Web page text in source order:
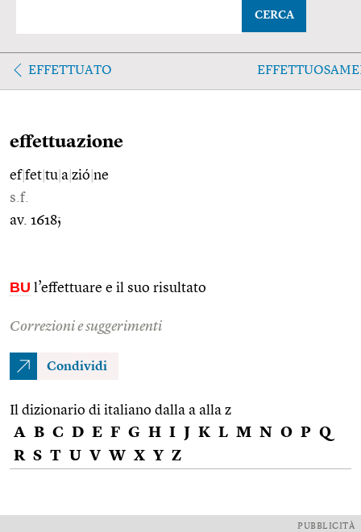
CERCA
EFFETTUATO
effettuazione
ef|fet tu a zió ne
s.f.
av. 1618;
BU l’effettuare e il suo risultato
Correzioni e suggerimenti
Condividi
Il dizionario di italiano dalla a alla z
A B C D E F G H I J K L M N O P Q
R S T U V W X Y Z
PUBBLICITÀ